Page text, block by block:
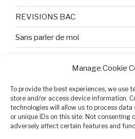
Manage Cookie
To provide the best experiences, we use
store and/or access device information.
technologies will allow us to process
or unique IDs on this site. Not consenting
adversely affect certain features and
REVISIONS BAC
Sans parler de moi
Tristesse et attente
Variable complexe